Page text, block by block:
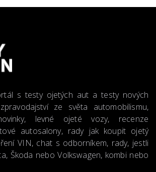
s testy ojetých aut a testy nových
ze světa automobilismu,
levné ojeté vozy, recenze
autosalony, rady jak koupit ojetý
VIN, chat s odborníkem, rady, jestli
Škoda nebo Volkswagen, kombi nebo